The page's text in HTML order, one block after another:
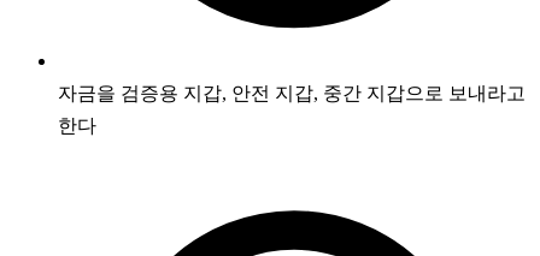
자금을 검증용 지갑, 안전 지갑, 중간 지갑으로 보내라고
한다